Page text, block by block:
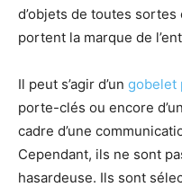
d’objets de toutes
portent la marque de
Il peut s’agir d’un gobelet
porte-clés ou encore
cadre d’une
Cependant, ils ne sont
hasardeuse. Ils sont